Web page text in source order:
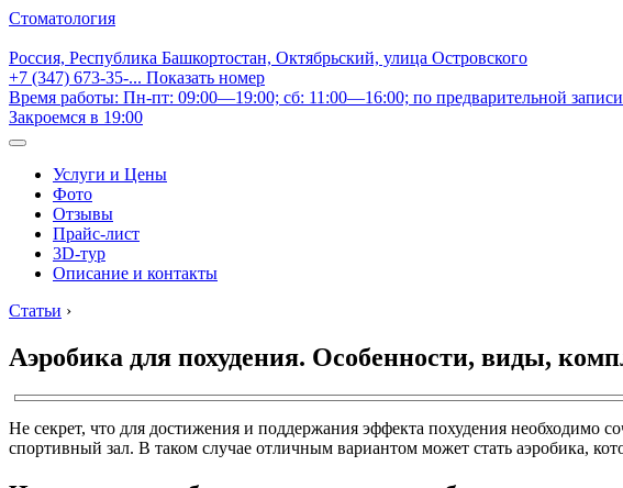
Стоматология
Россия, Республика Башкортостан, Октябрьский, улица Островского
+7 (347) 673-35-... Показать номер
Время работы: Пн-пт: 09:00—19:00; сб: 11:00—16:00; по предварительной
Закроемся в 19:00
Услуги и Цены
Фото
Отзывы
Прайс-лист
3D-тур
Описание и контакты
Статьи ›
Аэробика для похудения. Особенности, виды,
Не секрет, что для достижения и поддержания эффекта похудения необходимо
спортивный зал. В таком случае отличным вариантом может стать аэробика,